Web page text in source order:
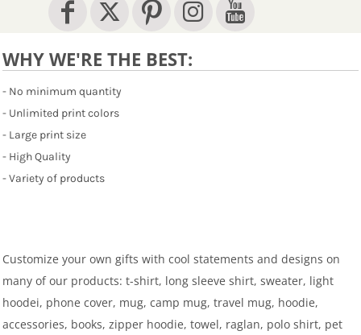
WHY WE'RE THE BEST:
- No minimum quantity
- Unlimited print colors
- Large print size
- High Quality
- Variety of products
Customize your own gifts with cool statements and designs on
many of our products: t-shirt, long sleeve shirt, sweater, light
hoodei, phone cover, mug, camp mug, travel mug, hoodie,
accessories, books, zipper hoodie, towel, raglan, polo shirt, pet